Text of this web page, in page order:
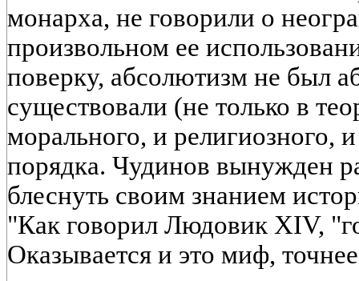
монарха, не говорили о
произвольном ее
поверку, абсолютизм не был
существовали (не только в
морального, и религиозного,
порядка. Чудинов вынужден
блеснуть своим знанием
"Как говорил Людовик XIV,
Оказывается и это миф,